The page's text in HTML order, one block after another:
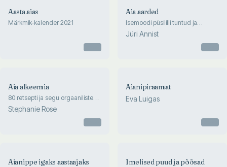
Aasta aias
Märkmik-kalender 2021
Aia aarded
Isemoodi püsililli tuntud ja
tundmatute seast
Jüri Annist
Aia alkeemia
80 retsepti ja segu orgaaniliste
väetiste, taimeeliksiiride,
istutussegude, kahjurite
Stephanie Rose
Aianipiraamat
Eva Luigas
Aianippe igaks aastaajaks Imelised puud ja põõsad